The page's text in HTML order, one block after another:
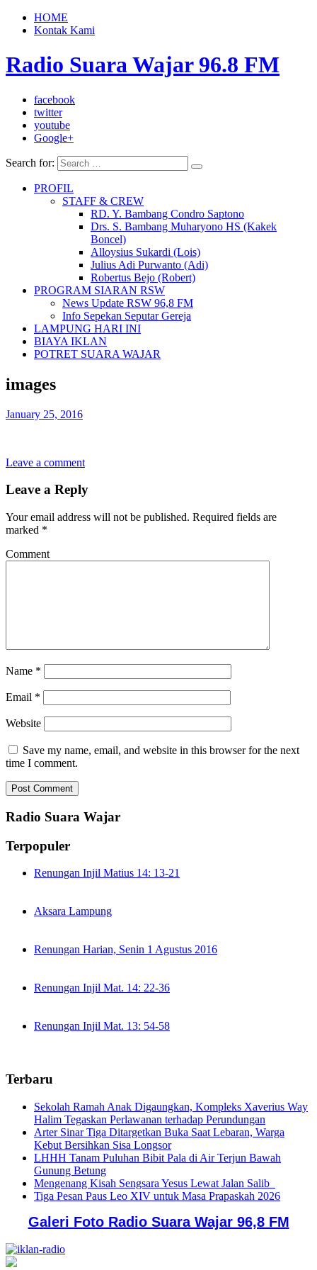
HOME
Kontak Kami
Radio Suara Wajar 96.8 FM
facebook
twitter
youtube
Google+
Search for:
PROFIL
STAFF & CREW
RD. Y. Bambang Condro Saptono
Drs. S. Bambang Muharyono HS (Kakek
Boncel)
Alloysius Sukardi (Lois)
Julius Adi Purwanto (Adi)
Robertus Bejo (Robert)
PROGRAM SIARAN RSW
News Update RSW 96,8 FM
Info Sepekan Seputar Gereja
LAMPUNG HARI INI
BIAYA IKLAN
POTRET SUARA WAJAR
images
January 25, 2016
Leave a comment
Leave a Reply
Your email address will not be published. Required fields are
marked *
Comment
Name *
Email *
Website
Save my name, email, and website in this browser for the next
time I comment.
Radio Suara Wajar
Terpopuler
Renungan Injil Matius 14: 13-21
Aksara Lampung
Renungan Harian, Senin 1 Agustus 2016
Renungan Injil Mat. 14: 22-36
Renungan Injil Mat. 13: 54-58
Terbaru
Sekolah Ramah Anak Digaungkan, Kompleks Xaverius Way
Halim Tegaskan Perlawanan terhadap Perundungan
Arter Sinar Tiga Ditargetkan Buka Saat Lebaran, Warga
Kebut Bersihkan Sisa Longsor
LHHH Tanam Puluhan Bibit Pala di Air Terjun Bawah
Gunung Betung
Mengenang Kisah Sengsara Yesus Lewat Jalan Salib
Tiga Pesan Paus Leo XIV untuk Masa Prapaskah 2026
Galeri Foto Radio Suara Wajar 96,8 FM